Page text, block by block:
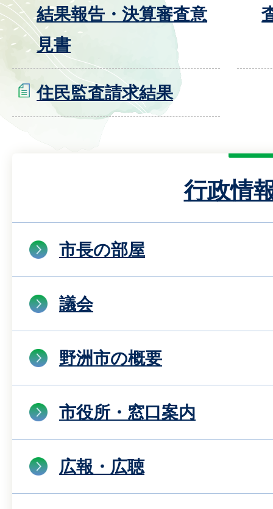
結果報告・決算審査意
見書
住民監査請求結果
行政情
市長の部屋
議会
野洲市の概要
市役所・窓口案内
広報・広聴